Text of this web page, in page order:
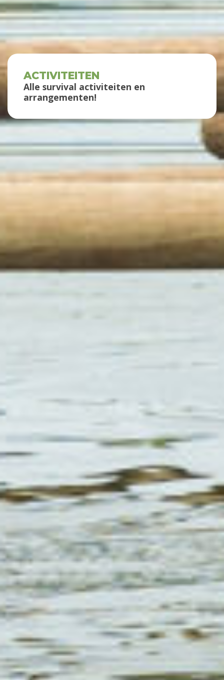
ACTIVITEITEN
Alle survival activiteiten en
arrangementen!